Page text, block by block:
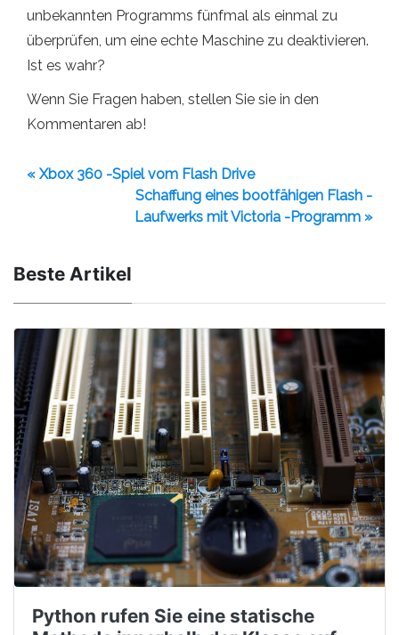
unbekannten Programms fünfmal als einmal zu
überprüfen, um eine echte Maschine zu deaktivieren.
Ist es wahr?
Wenn Sie Fragen haben, stellen Sie sie in den
Kommentaren ab!
« Xbox 360 -Spiel vom Flash Drive
Schaffung eines bootfähigen Flash -
Laufwerks mit Victoria -Programm »
Beste Artikel
Python rufen Sie eine statische